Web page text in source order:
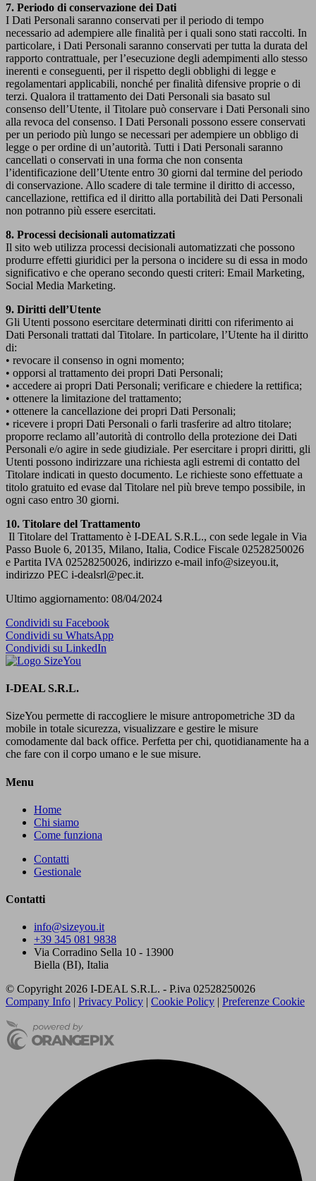
7. Periodo di conservazione dei Dati
I Dati Personali saranno conservati per il periodo di tempo
necessario ad adempiere alle finalità per i quali sono stati raccolti. In
particolare, i Dati Personali saranno conservati per tutta la durata del
rapporto contrattuale, per l’esecuzione degli adempimenti allo stesso
inerenti e conseguenti, per il rispetto degli obblighi di legge e
regolamentari applicabili, nonché per finalità difensive proprie o di
terzi. Qualora il trattamento dei Dati Personali sia basato sul
consenso dell’Utente, il Titolare può conservare i Dati Personali sino
alla revoca del consenso. I Dati Personali possono essere conservati
per un periodo più lungo se necessari per adempiere un obbligo di
legge o per ordine di un’autorità. Tutti i Dati Personali saranno
cancellati o conservati in una forma che non consenta
l’identificazione dell’Utente entro 30 giorni dal termine del periodo
di conservazione. Allo scadere di tale termine il diritto di accesso,
cancellazione, rettifica ed il diritto alla portabilità dei Dati Personali
non potranno più essere esercitati.
8. Processi decisionali automatizzati
Il sito web utilizza processi decisionali automatizzati che possono
produrre effetti giuridici per la persona o incidere su di essa in modo
significativo e che operano secondo questi criteri: Email Marketing,
Social Media Marketing.
9. Diritti dell’Utente
Gli Utenti possono esercitare determinati diritti con riferimento ai
Dati Personali trattati dal Titolare. In particolare, l’Utente ha il diritto
di:
• revocare il consenso in ogni momento;
• opporsi al trattamento dei propri Dati Personali;
• accedere ai propri Dati Personali; verificare e chiedere la rettifica;
• ottenere la limitazione del trattamento;
• ottenere la cancellazione dei propri Dati Personali;
• ricevere i propri Dati Personali o farli trasferire ad altro titolare;
proporre reclamo all’autorità di controllo della protezione dei Dati
Personali e/o agire in sede giudiziale. Per esercitare i propri diritti, gli
Utenti possono indirizzare una richiesta agli estremi di contatto del
Titolare indicati in questo documento. Le richieste sono effettuate a
titolo gratuito ed evase dal Titolare nel più breve tempo possibile, in
ogni caso entro 30 giorni.
10. Titolare del Trattamento
Il Titolare del Trattamento è I-DEAL S.R.L., con sede legale in Via
Passo Buole 6, 20135, Milano, Italia, Codice Fiscale 02528250026
e Partita IVA 02528250026, indirizzo e-mail info@sizeyou.it,
indirizzo PEC i-dealsrl@pec.it.
Ultimo aggiornamento: 08/04/2024
Condividi su Facebook
Condividi su WhatsApp
Condividi su LinkedIn
I-DEAL S.R.L.
SizeYou permette di raccogliere le misure antropometriche 3D da
mobile in totale sicurezza, visualizzare e gestire le misure
comodamente dal back office. Perfetta per chi, quotidianamente ha a
che fare con il corpo umano e le sue misure.
Menu
Home
Chi siamo
Come funziona
Contatti
Gestionale
Contatti
info@sizeyou.it
+39 345 081 9838
Via Corradino Sella 10 - 13900
Biella (BI), Italia
© Copyright 2026 I-DEAL S.R.L. - P.iva 02528250026
Company Info
Privacy Policy Cookie Policy Preferenze Cookie